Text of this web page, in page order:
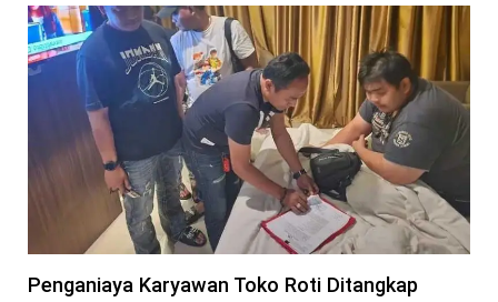
Penganiaya Karyawan Toko Roti Ditangkap